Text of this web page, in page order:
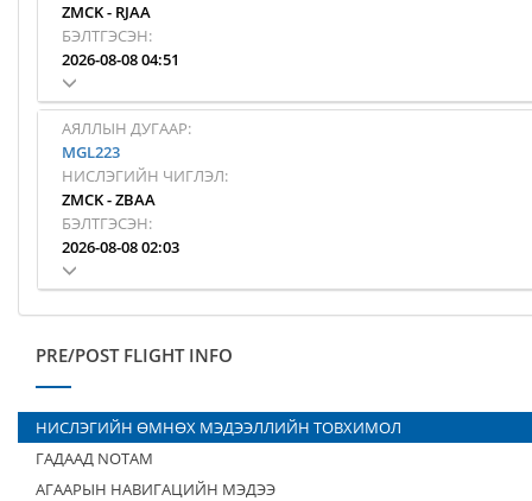
ZMCK- RJAA
БЭЛТГЭСЭН:
2026-08-08 04:51
АЯЛЛЫН ДУГААР:
MGL223
НИСЛЭГИЙН ЧИГЛЭЛ:
ZMCK-ZBAA
БЭЛТГЭСЭН:
2026-08-08 02:03
PRE/POST FLIGHT INFO
НИСЛЭГИЙН ӨМНӨХ МЭДЭЭЛЛИЙН ТОВХИМОЛ
ГАДААД NOTAM
АГААРЫН НАВИГАЦИЙН МЭДЭЭ